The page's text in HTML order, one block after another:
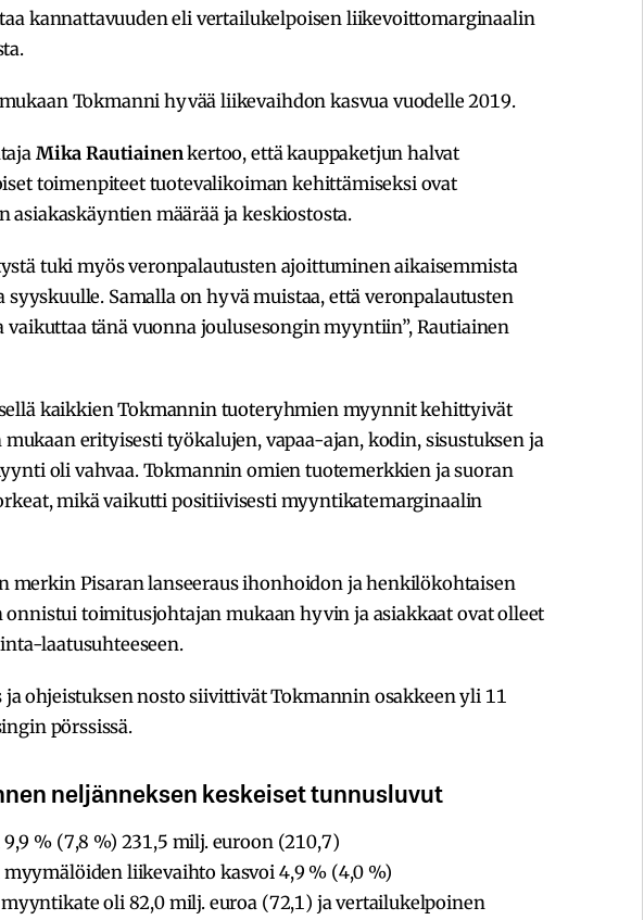
kannattavuuden eli vertailukelpoisen liikevoittomarginaalin
Tokmanni hyvää liikevaihdon kasvua vuodelle 2019.
Mika Rautiainen kertoo, että kauppaketjun halvat
toimenpiteet tuotevalikoiman kehittämiseksi ovat
asiakaskäyntien määrää ja keskiostosta.
tuki myös veronpalautusten ajoittuminen aikaisemmista
Samalla on hyvä muistaa, että veronpalautusten
vaikuttaa tänä vuonna joulusesongin myyntiin”, Rautiainen
kaikkien Tokmannin tuoteryhmien myynnit kehittyivät
erityisesti työkalujen, vapaa-ajan, kodin, sisustuksen ja
oli vahvaa. Tokmannin omien tuotemerkkien ja suoran
mikä vaikutti positiivisesti myyntikatemarginaalin
merkin Pisaran lanseeraus ihonhoidon ja henkilökohtaisen
toimitusjohtajan mukaan hyvin ja asiakkaat ovat olleet
laatusuhteeseen.
ohjeistuksen nosto siivittivät Tokmannin osakkeen yli 11
pörssissä.
neljänneksen keskeiset tunnusluvut
% (7,8 %) 231,5 milj. euroon (210,7)
liikevaihto kasvoi 4,9 % (4,0 %)
oli 82,0 milj. euroa (72,1) ja vertailukelpoinen